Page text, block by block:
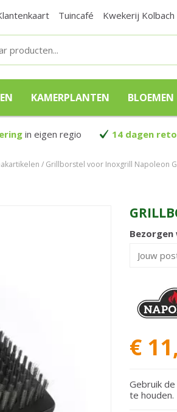
Grillborstel voor Inoxgrill Napoleon
Tuincafé Kwekerij Kolbach
KAMERPLANTEN BLOEMEN
in eigen regio 14 dagen
€ 11,
Gebruik
te houden.